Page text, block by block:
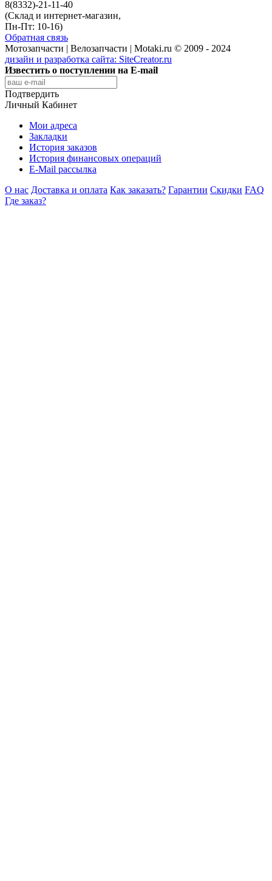
8(8332)-21-11-40
(Склад и интернет-магазин,
Пн-Пт: 10-16)
Обратная связь
Мотозапчасти | Велозапчасти | Motaki.ru © 2009 - 2024
дизайн и разработка сайта: SiteCreator.ru
Известить о поступлении на E-mail
Подтвердить
Личный Кабинет
Мои адреса
Закладки
История заказов
История финансовых операций
E-Mail рассылка
О нас Доставка и оплата Как заказать? Гарантии Скидки FAQ
Где заказ?